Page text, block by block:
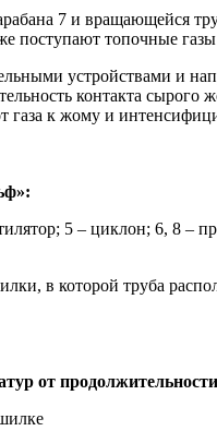
7 и вращающейся
поступают топочные
устройствами и
контакта
к жому и
5 – циклон; 6, 8
в которой труба
от